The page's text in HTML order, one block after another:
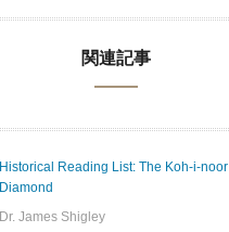
関連記事
Historical Reading List: The Koh-i-noor
Diamond
Dr. James Shigley